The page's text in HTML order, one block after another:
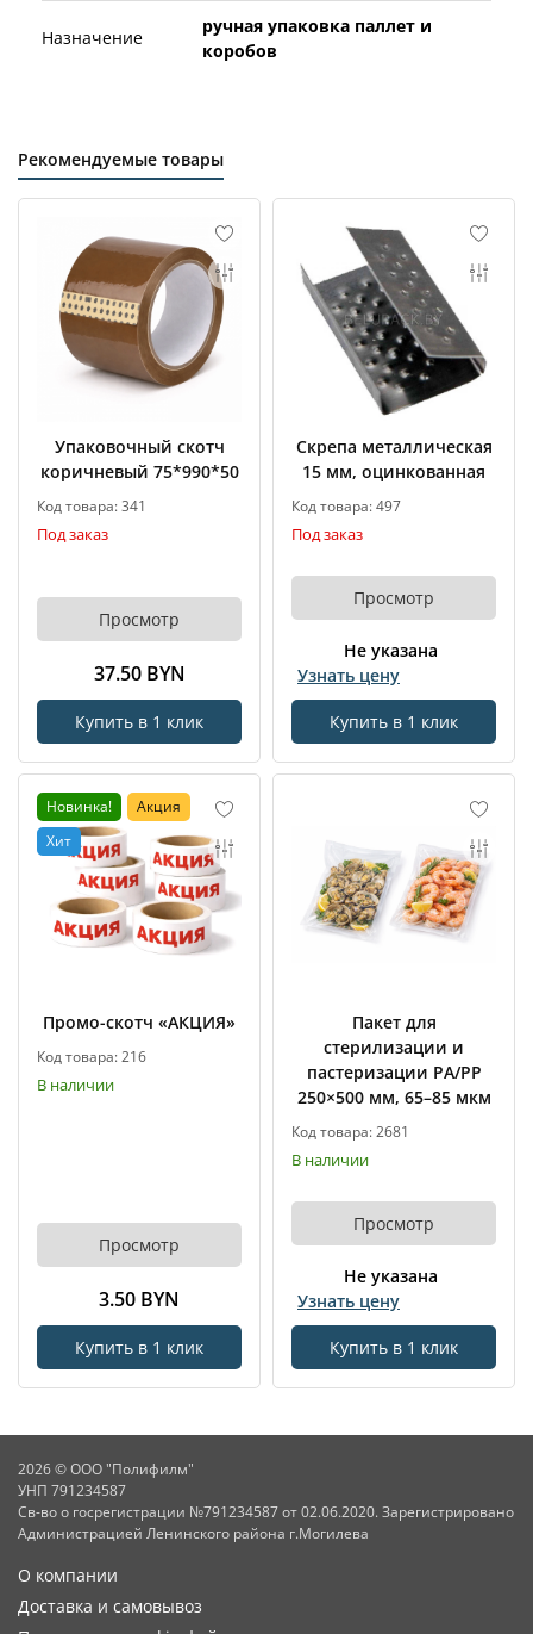
Назначение
ручная упаковка паллет и
коробов
Рекомендуемые товары
Упаковочный скотч
коричневый 75*990*50
Код товара: 341
Под заказ
Просмотр
37.50 BYN
Купить в 1 клик
Скрепа металлическая
15 мм, оцинкованная
Код товара: 497
Под заказ
Просмотр
Не указана
Узнать цену
Купить в 1 клик
Новинка!
Акция
Хит
Промо-скотч «АКЦИЯ»
Код товара: 216
В наличии
Просмотр
3.50 BYN
Купить в 1 клик
Пакет для
стерилизации и
пастеризации PA/PP
250×500 мм, 65–85 мкм
Код товара: 2681
В наличии
Просмотр
Не указана
Узнать цену
Купить в 1 клик
2026 © ООО "Полифилм"
УНП 791234587
Св-во о госрегистрации №791234587 от 02.06.2020. Зарегистрировано
Администрацией Ленинского района г.Могилева
О компании
Доставка и самовывоз